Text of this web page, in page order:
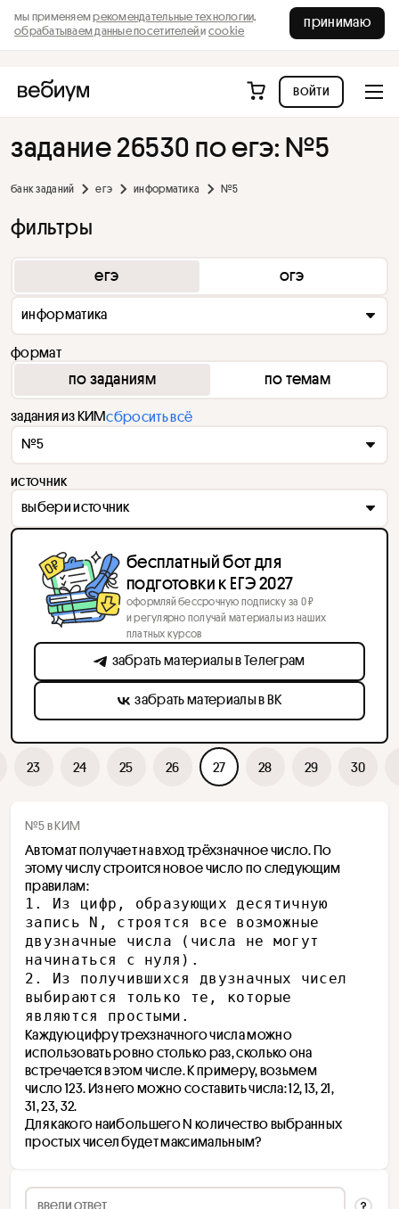
мы применяемрекомендательные технологии,
обрабатываем данные посетителейи cookie
принимаю
войти
задание 26530 по егэ: №5
банк заданий егэ информатика №5
фильтры
егэ огэ
информатика
формат
по заданиям по темам
задания из КИМсбросить всё
№5
источник
выбери источник
23 24 25 26 27 28 29 30
№5 в КИМ
Автомат получает на вход трёхзначное число. По
этому числу строится новое число по следующим
правилам:
1. Из цифр, образующих десятичную
запись N, строятся все возможные
двузначные числа (числа не могут
начинаться с нуля).
2. Из получившихся двузначных чисел
выбираются только те, которые
являются простыми.
Каждую цифру трехзначного числа можно
использовать ровно столько раз, сколько она
встречается в этом числе. К примеру, возьмем
число 123. Из него можно составить числа: 12, 13, 21,
31, 23, 32.
Для какого наибольшего N количество выбранных
простых чисел будет максимальным?
бесплатный бот для
подготовки к ЕГЭ 2027
оформляй бессрочную подписку за 0 ₽
и регулярно получай материалы из наших
платных курсов
забрать материалы в Телеграм
забрать материалы в ВК